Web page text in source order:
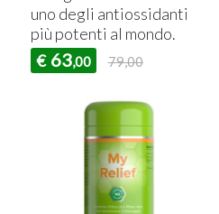
uno degli antiossidanti
più potenti al mondo.
€ 63,00 79,00